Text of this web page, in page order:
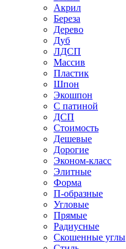
Акрил
Береза
Дерево
Дуб
ЛДСП
Массив
Пластик
Шпон
Экошпон
С патиной
ДСП
Стоимость
Дешевые
Дорогие
Эконом-класс
Элитные
Форма
П-образные
Угловые
Прямые
Радиусные
Скошенные углы